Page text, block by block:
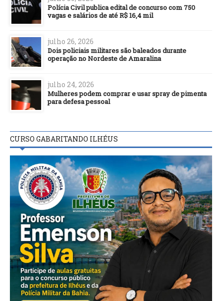
Polícia Civil publica edital de concurso com 750
vagas e salários de até R$ 16,4 mil
julho 26, 2026
Dois policiais militares são baleados durante
operação no Nordeste de Amaralina
julho 24, 2026
Mulheres podem comprar e usar spray de pimenta
para defesa pessoal
CURSO GABARITANDO ILHÉUS